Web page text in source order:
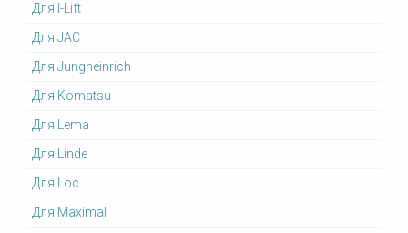
Для I-Lift
Для JAC
Для Jungheinrich
Для Komatsu
Для Lema
Для Linde
Для Loc
Для Maximal